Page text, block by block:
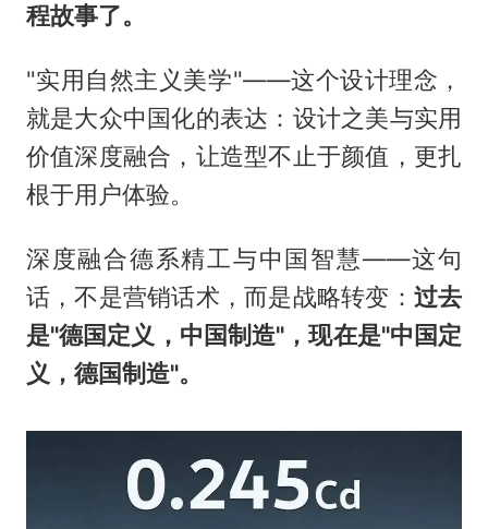
程故事了。
"实用自然主义美学"——这个设计理念，
就是大众中国化的表达：设计之美与实用
价值深度融合，让造型不止于颜值，更扎
根于用户体验。
深度融合德系精工与中国智慧——这句
话，不是营销话术，而是战略转变： 过去
是"德国定义，中国制造"，现在是"中国定
义，德国制造"。